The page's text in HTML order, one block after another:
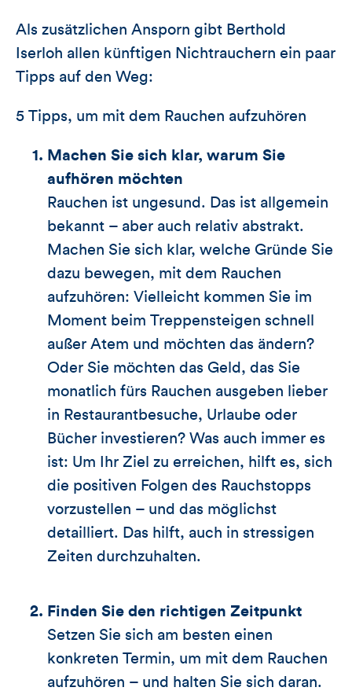
Als zusätzlichen Ansporn gibt Berthold
Iserloh allen künftigen Nichtrauchern ein paar
Tipps auf den Weg:
5 Tipps, um mit dem Rauchen aufzuhören
Machen Sie sich klar, warum Sie
aufhören möchten
Rauchen ist ungesund. Das ist allgemein
bekannt – aber auch relativ abstrakt.
Machen Sie sich klar, welche Gründe Sie
dazu bewegen, mit dem Rauchen
aufzuhören: Vielleicht kommen Sie im
Moment beim Treppensteigen schnell
außer Atem und möchten das ändern?
Oder Sie möchten das Geld, das Sie
monatlich fürs Rauchen ausgeben lieber
in Restaurantbesuche, Urlaube oder
Bücher investieren? Was auch immer es
ist: Um Ihr Ziel zu erreichen, hilft es, sich
die positiven Folgen des Rauchstopps
vorzustellen – und das möglichst
detailliert. Das hilft, auch in stressigen
Zeiten durchzuhalten.
Finden Sie den richtigen Zeitpunkt
Setzen Sie sich am besten einen
konkreten Termin, um mit dem Rauchen
aufzuhören – und halten Sie sich daran.